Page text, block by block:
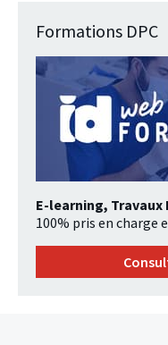
Formations DPC
E-learning,
100% pris en charge